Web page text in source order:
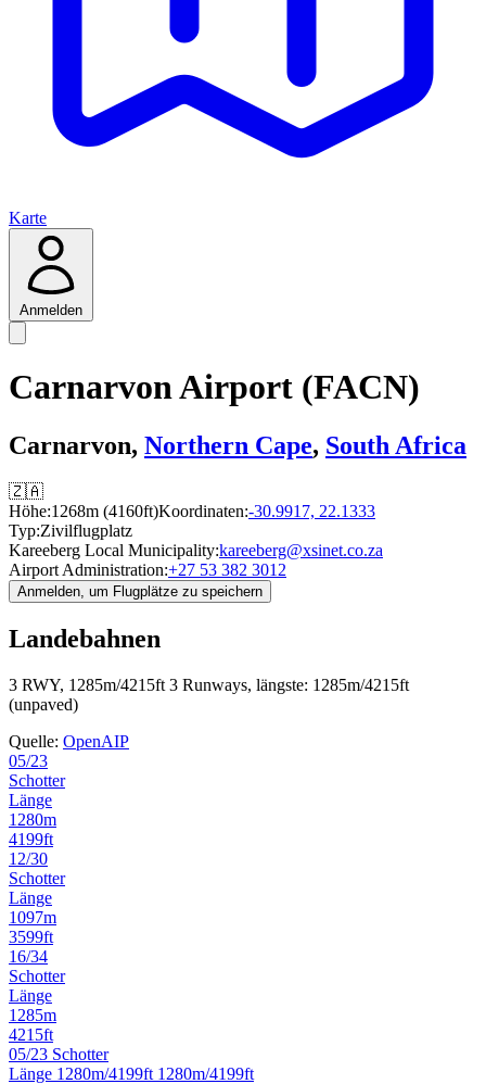
Karte
Anmelden
Carnarvon Airport (FACN)
Carnarvon, Northern Cape, South Africa
🇿🇦
Höhe:1268m (4160ft)Koordinaten:-30.9917, 22.1333
Typ:Zivilflugplatz
Kareeberg Local Municipality:kareeberg@xsinet.co.za
Airport Administration:+27 53 382 3012
Anmelden, um Flugplätze zu speichern
Landebahnen
3 RWY, 1285m/4215ft 3 Runways, längste: 1285m/4215ft
(unpaved)
Quelle: OpenAIP
05/23
Schotter
Länge
1280m
4199ft
12/30
Schotter
Länge
1097m
3599ft
16/34
Schotter
Länge
1285m
4215ft
05/23 Schotter
Länge 1280m/4199ft 1280m/4199ft